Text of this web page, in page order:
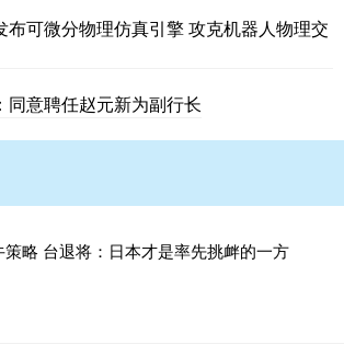
布可微分物理仿真引擎 攻克机器人物理交
同意聘任赵元新为副行长
策略 台退将：日本才是率先挑衅的一方